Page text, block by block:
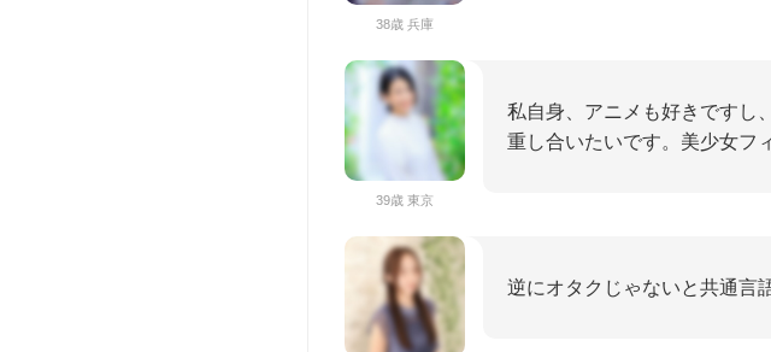
38歳 兵庫
39歳 東京
私自身、アニメも好きですし
重し合いたいです。美少女フ
逆にオタクじゃないと共通言